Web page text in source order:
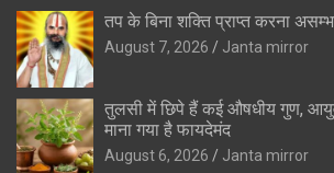
तप के बिना शक्ति प्राप्त करना
August 7, 2026 Janta mirror
तुलसी में छिपे हैं कई औषधीय गुण,
माना गया है फायदेमंद
August 6, 2026 Janta mirror